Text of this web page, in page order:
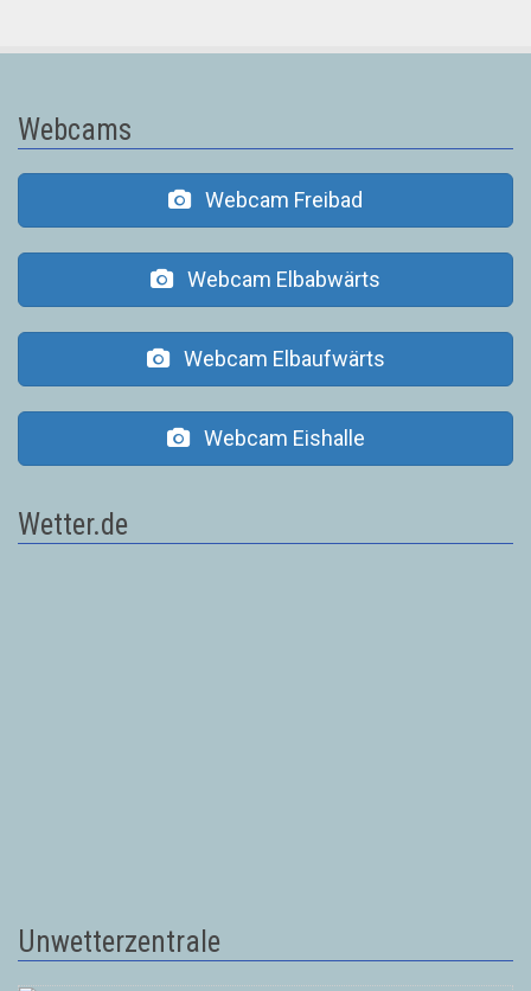
Webcams
Webcam Freibad
Webcam Elbabwärts
Webcam Elbaufwärts
Webcam Eishalle
Wetter.de
Unwetterzentrale